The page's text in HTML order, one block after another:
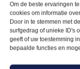
Om de beste ervaringen
cookies om informatie
Door in te stemmen met
surfgedrag of unieke ID's
geeft of uw toestemming
bepaalde functies en
evenementen
Enkele
Comfort: Gasten
ontspannen, wat